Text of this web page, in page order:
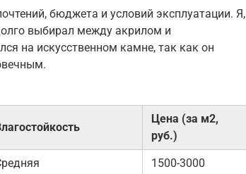
бюджета и условий эксплуатации. Я,
выбирал между акрилом и
на искусственном камне, так как он
Цена (за м2,
руб.)
1500-3000